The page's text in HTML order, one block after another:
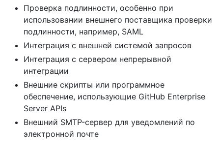
Проверка подлинности, особенно при
использовании внешнего поставщика проверки
подлинности, например, SAML
Интеграция с внешней системой запросов
Интеграция с сервером непрерывной
интеграции
Внешние скрипты или программное
обеспечение, использующие GitHub Enterprise
Server APIs
Внешний SMTP-сервер для уведомлений по
электронной почте